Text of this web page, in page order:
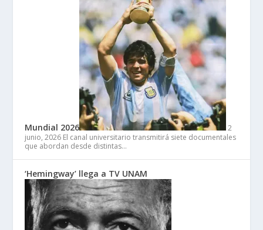
Mundial 2026
2
junio, 2026 El canal universitario transmitirá siete documentales
que abordan desde distintas…
‘Hemingway’ llega a TV UNAM